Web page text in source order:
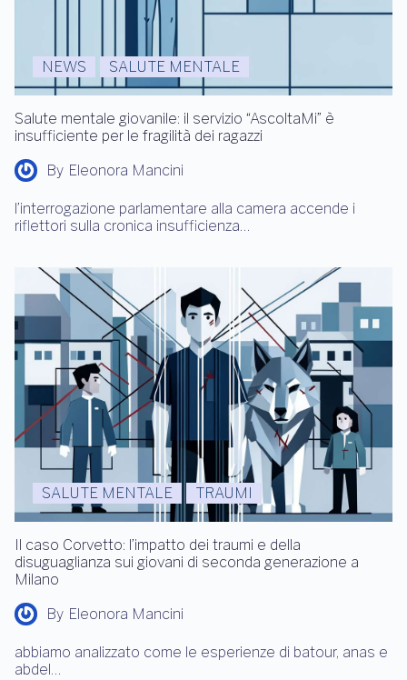
NEWS SALUTE MENTALE
Salute mentale giovanile: il servizio “AscoltaMi” è
insufficiente per le fragilità dei ragazzi
By Eleonora Mancini
l’interrogazione parlamentare alla camera accende i
riflettori sulla cronica insufficienza…
SALUTE MENTALE TRAUMI
Il caso Corvetto: l’impatto dei traumi e della
disuguaglianza sui giovani di seconda generazione a
Milano
By Eleonora Mancini
abbiamo analizzato come le esperienze di batour, anas e
abdel…